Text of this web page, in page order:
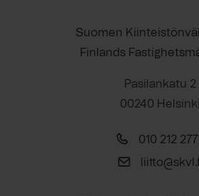
Suomen
Finlands
Pasilankatu 2
00240 Helsinki
010 212